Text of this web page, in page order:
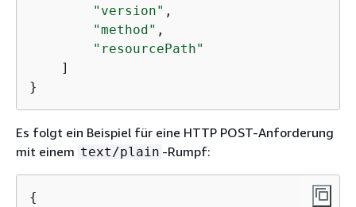
"version" ,
"method" ,
"resourcePath"
    ]
}
Es folgt ein Beispiel für eine HTTP POST-Anforderung
mit einem text/plain -Rumpf:
{